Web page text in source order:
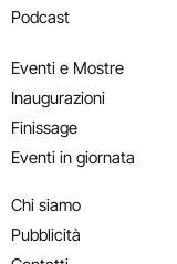
Podcast
Eventi e Mostre
Inaugurazioni
Finissage
Eventi in giornata
Chi siamo
Pubblicità